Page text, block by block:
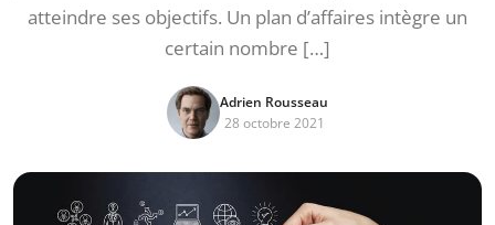
atteindre ses objectifs. Un plan d’affaires intègre un
certain nombre […]
Adrien Rousseau
28 octobre 2021